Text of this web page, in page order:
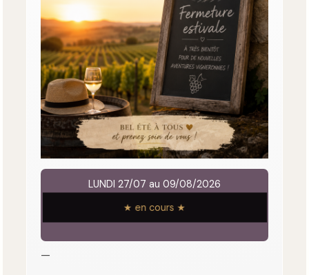
LUNDI 27/07 au 09/08/2026
★ en cours ★
—